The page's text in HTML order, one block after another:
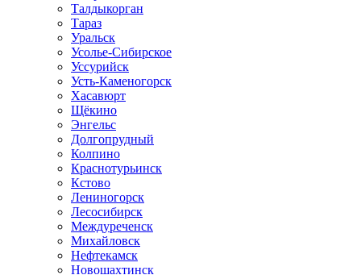
Талдыкорган
Тараз
Уральск
Усолье-Сибирское
Уссурийск
Усть-Каменогорск
Хасавюрт
Щёкино
Энгельс
Долгопрудный
Колпино
Краснотурьинск
Кстово
Лениногорск
Лесосибирск
Междуреченск
Михайловск
Нефтекамск
Новошахтинск